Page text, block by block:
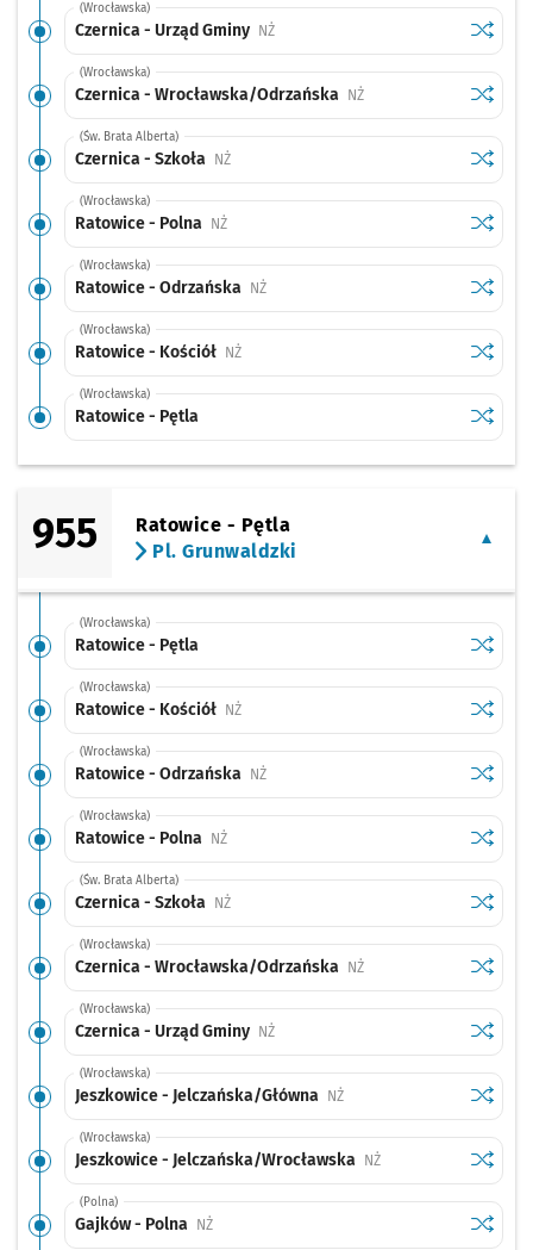
(Wrocławska)
Czernica - Urząd Gminy NŻPrzystanek na życzenie
(Wrocławska)
Czernica - Wrocławska/Odrzańska NŻPrzystanek na życzenie
(Św. Brata Alberta)
Czernica - Szkoła NŻPrzystanek na życzenie
(Wrocławska)
Ratowice - Polna NŻPrzystanek na życzenie
(Wrocławska)
Ratowice - Odrzańska NŻPrzystanek na życzenie
(Wrocławska)
Ratowice - Kościół NŻPrzystanek na życzenie
(Wrocławska)
Ratowice - Pętla
955
Ratowice - Pętla
Pl. Grunwaldzki
(Wrocławska)
Ratowice - Pętla
(Wrocławska)
Ratowice - Kościół NŻPrzystanek na życzenie
(Wrocławska)
Ratowice - Odrzańska NŻPrzystanek na życzenie
(Wrocławska)
Ratowice - Polna NŻPrzystanek na życzenie
(Św. Brata Alberta)
Czernica - Szkoła NŻPrzystanek na życzenie
(Wrocławska)
Czernica - Wrocławska/Odrzańska NŻPrzystanek na życzenie
(Wrocławska)
Czernica - Urząd Gminy NŻPrzystanek na życzenie
(Wrocławska)
Jeszkowice - Jelczańska/Główna NŻPrzystanek na życzenie
(Wrocławska)
Jeszkowice - Jelczańska/Wrocławska NŻPrzystanek na życzenie
(Polna)
Gajków - Polna NŻPrzystanek na życzenie